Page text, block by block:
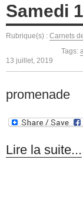
Samedi
Rubrique(s) : Carnets
Tags:
13 juillet, 2019
promenade
Lire la suite...